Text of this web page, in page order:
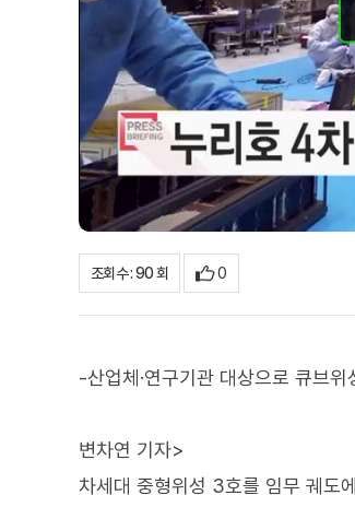
조회수 : 90 회 0
-산업체·연구기관 대상으로 큐브
변차연 기자>
차세대 중형위성 3호를 임무 궤도